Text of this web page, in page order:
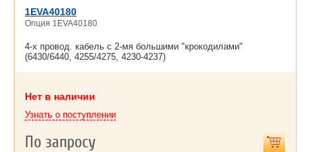
1EVA40180
Опция 1EVA40180
4-х провод. кабель с 2-мя большими "крокодилами"
(6430/6440, 4255/4275, 4230-4237)
Нет в наличии
Узнать о поступлении
По запросу